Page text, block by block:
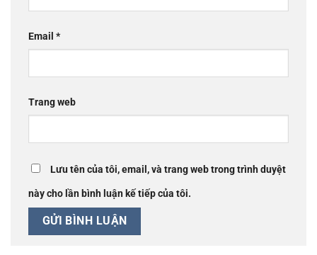
Email *
Trang web
Lưu tên của tôi, email, và trang web trong trình duyệt
này cho lần bình luận kế tiếp của tôi.